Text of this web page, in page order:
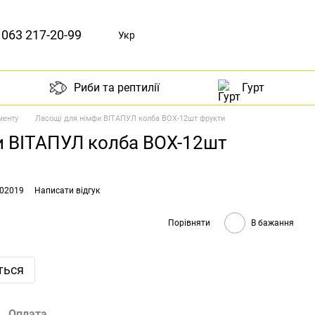
063 217-20-99 Укр
Риби та рептилії Гурт
Ласощі для німфи ВІТАПУЛ колба BOX-12шт фрукти
ВІТАПУЛ колба BOX-12шт
Написати відгук
Порівняти В бажання